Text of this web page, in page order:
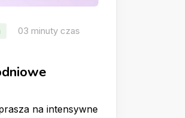
03 minuty czas
na intensywne